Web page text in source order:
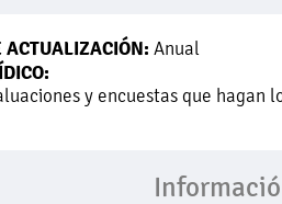
ACTUALIZACIÓN: Anual
y encuestas que hagan